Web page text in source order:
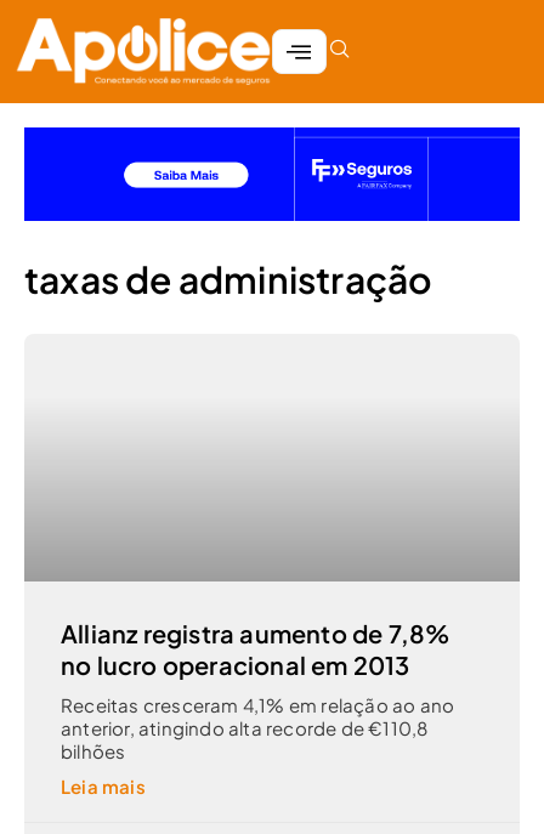
taxas de administração
Allianz registra aumento de 7,8%
no lucro operacional em 2013
Receitas cresceram 4,1% em relação ao ano
anterior, atingindo alta recorde de €110,8
bilhões
Leia mais